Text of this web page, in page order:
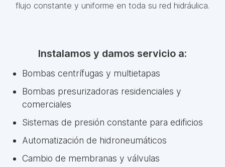
flujo constante y uniforme en toda su red hidráulica.
Instalamos y damos servicio a:
Bombas centrífugas y multietapas
Bombas presurizadoras residenciales y
comerciales
Sistemas de presión constante para edificios
Automatización de hidroneumáticos
Cambio de membranas y válvulas